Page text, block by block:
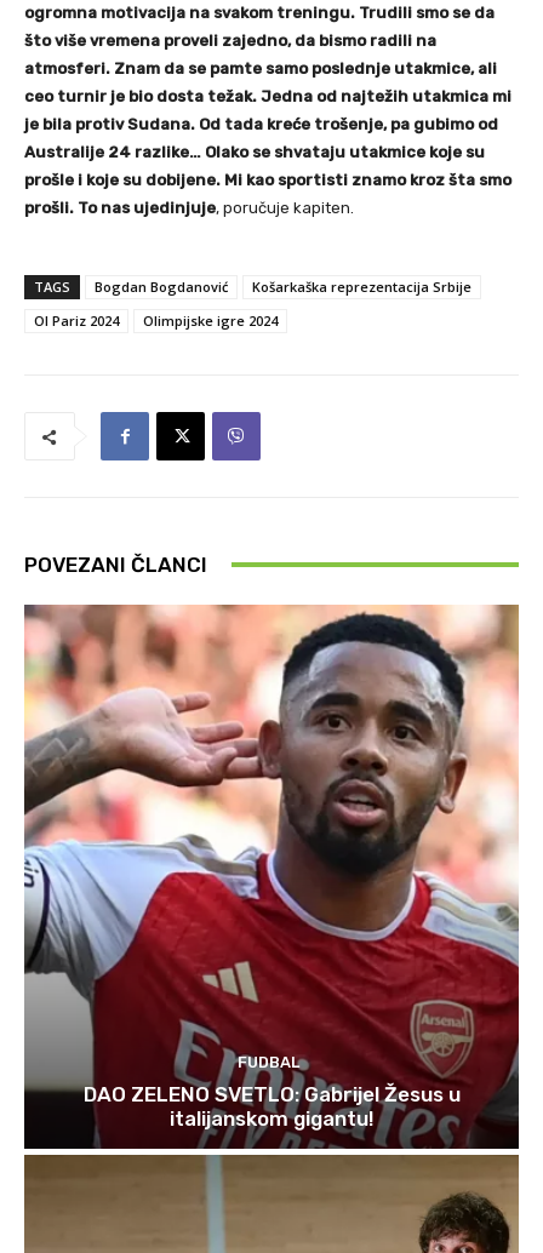
ogromna motivacija na svakom treningu. Trudili smo se da
što više vremena proveli zajedno, da bismo radili na
atmosferi. Znam da se pamte samo poslednje utakmice, ali
ceo turnir je bio dosta težak. Jedna od najtežih utakmica mi
je bila protiv Sudana. Od tada kreće trošenje, pa gubimo od
Australije 24 razlike… Olako se shvataju utakmice koje su
prošle i koje su dobijene. Mi kao sportisti znamo kroz šta smo
prošli. To nas ujedinjuje, poručuje kapiten.
TAGS Bogdan Bogdanović
Košarkaška reprezentacija Srbije
OI Pariz 2024
Olimpijske igre 2024
POVEZANI ČLANCI
FUDBAL
DAO ZELENO SVETLO: Gabrijel Žesus u
italijanskom gigantu!